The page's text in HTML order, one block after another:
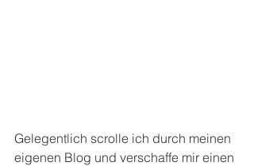
Gelegentlich scrolle ich durch meinen
eigenen Blog und verschaffe mir einen